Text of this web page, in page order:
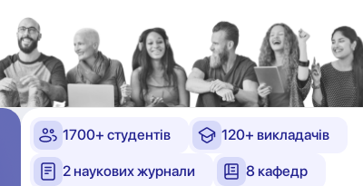
1700+ студентів 120+ викладачів
2 наукових журнали 8 кафедр